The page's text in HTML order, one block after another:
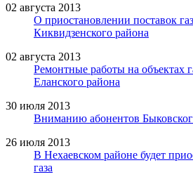
02 августа 2013
О приостановлении поставок
Киквидзенского района
02 августа 2013
Ремонтные работы на объектах
Еланского района
30 июля 2013
Вниманию абонентов
26 июля 2013
В Нехаевском районе будет
газа